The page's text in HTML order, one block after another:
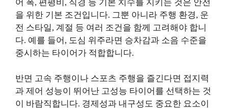
어 폭, 편평비, 직경 등 기본 치수를 지키는 것은 안전
을 위한 기본 조건입니다. 그뿐 아니라 주행 환경, 운
전 스타일, 계절 등 여러 조건을 함께 고려해야 합니
다. 예를 들어, 도심 위주라면 승차감과 소음 수준을
중시하는 타이어가 적합합니다.
반면 고속 주행이나 스포츠 주행을 즐긴다면 접지력
과 제어 성능이 뛰어난 고성능 타이어를 선택하는 것
이 바람직합니다. 경제성과 내구성도 중요한 요소이